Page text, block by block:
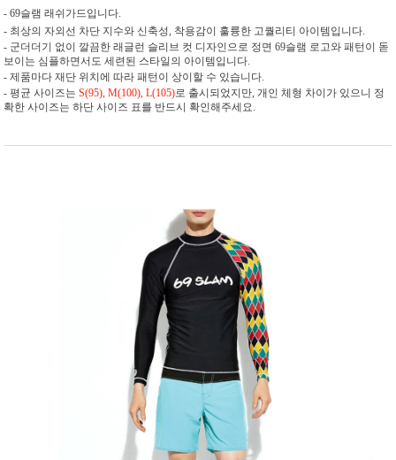
- 69슬램 래쉬가드입니다.
- 최상의 자외선 차단 지수와 신축성, 착용감이 훌륭한 고퀄리티 아이템입니다.
- 군더더기 없이 깔끔한 래글런 슬리브 컷 디자인으로 정면 69슬램 로고와 패턴이 돋
보이는 심플하면서도 세련된 스타일의 아이템입니다.
- 제품마다 재단 위치에 따라 패턴이 상이할 수 있습니다.
- 평균 사이즈는S(95), M(100), L(105)로 출시되었지만, 개인 체형 차이가 있으니 정
확한 사이즈는 하단 사이즈 표를 반드시 확인해주세요.